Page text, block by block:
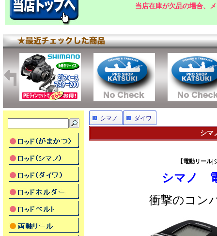
当店在庫が欠品の場合、
シマノ ダイワ
シマ
【電動リール
シマノ
衝撃のコン